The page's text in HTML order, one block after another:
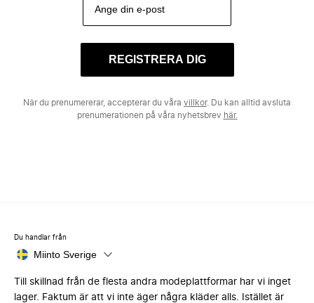
REGISTRERA DIG
När du prenumererar, accepterar du våra villkor. Du kan alltid avsluta
prenumerationen på våra nyhetsbrev här.
Du handlar från
Miinto Sverige
Till skillnad från de flesta andra modeplattformar har vi inget
lager. Faktum är att vi inte äger några kläder alls. Istället är